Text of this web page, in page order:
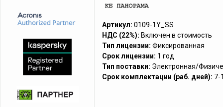
Артикул: 0109-1Y_SS
НДС (22%): Включен в стоимость
Тип лицензии: Фиксированная
Срок лицензии: 1 год
Тип поставки: Электронная/
Срок комплектации (раб. дней): 7-